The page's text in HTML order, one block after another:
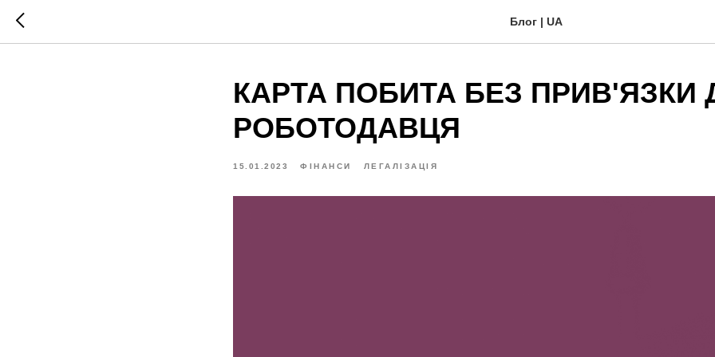
Блог | UA
КАРТА ПОБИТА БЕЗ ПРИВ'ЯЗКИ
РОБОТОДАВЦЯ
15.01.2023 ФІНАНСИ ЛЕГАЛІЗАЦІЯ